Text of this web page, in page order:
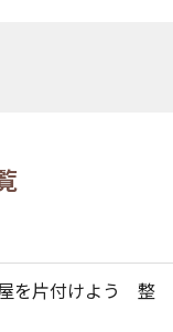
を片付けよう 整